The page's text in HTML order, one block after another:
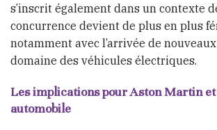
s’inscrit également dans un contexte
concurrence devient de plus en plus
notamment avec l’arrivée de
domaine des véhicules électriques.
Les implications pour Aston Martin
automobile